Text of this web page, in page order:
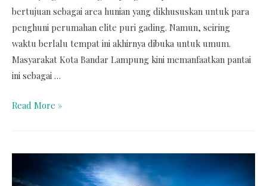
bertujuan sebagai area hunian yang dikhususkan untuk para
penghuni perumahan elite puri gading. Namun, seiring
waktu berlalu tempat ini akhirnya dibuka untuk umum.
Masyarakat Kota Bandar Lampung kini memanfaatkan pantai
ini sebagai …
Read More »